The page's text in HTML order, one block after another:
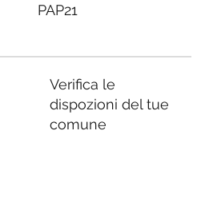
PAP21
Verifica le
dispozioni del tue
comune